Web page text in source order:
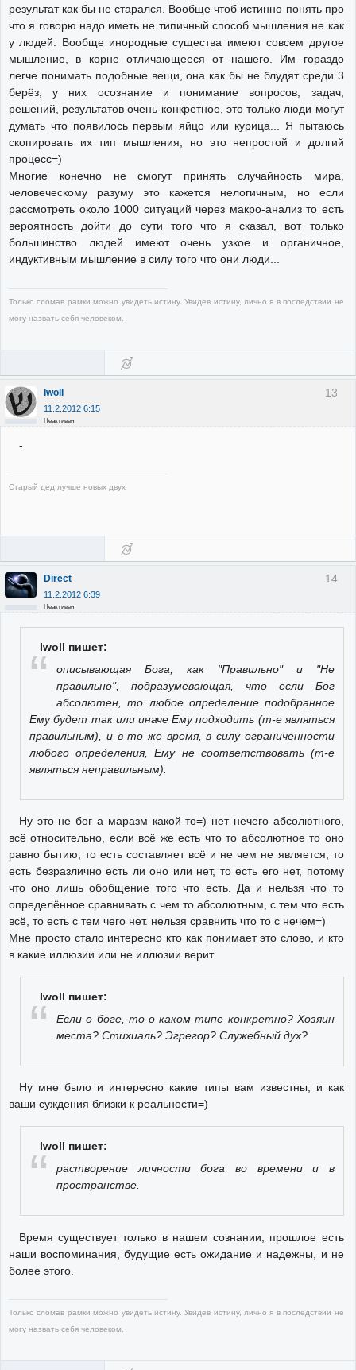
результат как бы не старался. Вообще чтоб истинно понять про
что я говорю надо иметь не типичный способ мышления не как
у людей. Вообще инородные существа имеют совсем другое
мышление, в корне отличающееся от нашего. Им гораздо
легче понимать подобные вещи, она как бы не блудят среди 3
берёз, у них осознание и понимание вопросов, задач,
решений, результатов очень конкретное, это только люди могут
думать что появилось первым яйцо или курица... Я пытаюсь
скопировать их тип мышления, но это непростой и долгий
процесс=)
Многие конечно не смогут принять случайность мира,
человеческому разуму это кажется нелогичным, но если
рассмотреть около 1000 ситуаций через макро-анализ то есть
вероятность дойти до сути того что я сказал, вот только
большинство людей имеют очень узкое и органичное,
индуктивным мышление в силу того что они люди...
Только сломав рамки можно увидеть истину. Увидев истину, лично я в последствии не
могу назвать себя человеком.
13
Iwoll
11.2.2012 6:15
Неактивен
-
Старый дед лучше новых двух
14
Direct
11.2.2012 6:39
Неактивен
Iwoll пишет:
описывающая Бога, как "Правильно" и "Не
правильно", подразумевающая, что если Бог
абсолютен, то любое определение подобранное
Ему будет так или иначе Ему подходить (т-е являться
правильным), и в то же время, в силу ограниченности
любого определения, Ему не соответствовать (т-е
являться неправильным).
Ну это не бог а маразм какой то=) нет нечего абсолютного,
всё относительно, если всё же есть что то абсолютное то оно
равно бытию, то есть составляет всё и не чем не является, то
есть безразлично есть ли оно или нет, то есть его нет, потому
что оно лишь обобщение того что есть. Да и нельзя что то
определённое сравнивать с чем то абсолютным, с тем что есть
всё, то есть с тем чего нет. нельзя сравнить что то с нечем=)
Мне просто стало интересно кто как понимает это слово, и кто
в какие иллюзии или не иллюзии верит.
Iwoll пишет:
Если о боге, то о каком типе конкретно? Хозяин
места? Стихиаль? Эгрегор? Служебный дух?
Ну мне было и интересно какие типы вам известны, и как
ваши суждения близки к реальности=)
Iwoll пишет:
растворение личности бога во времени и в
пространстве.
Время существует только в нашем сознании, прошлое есть
наши воспоминания, будущие есть ожидание и надежны, и не
более этого.
Только сломав рамки можно увидеть истину. Увидев истину, лично я в последствии не
могу назвать себя человеком.